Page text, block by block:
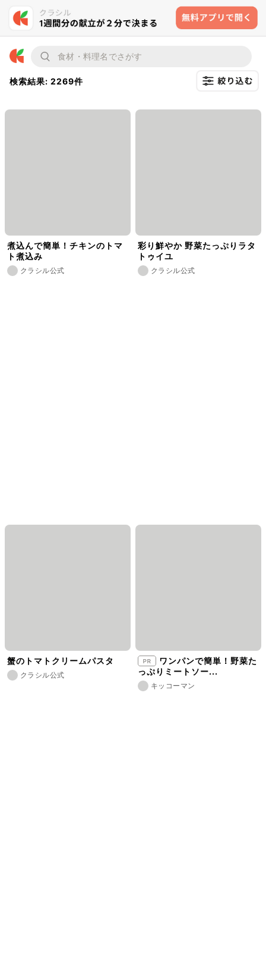
検索結果: 2269件
煮込んで簡単！チキンのトマ
ト煮込み
クラシル公式
彩り鮮やか 野菜たっぷりラタ
トゥイユ
クラシル公式
蟹のトマトクリームパスタ
クラシル公式
ワンパンで簡単！野菜た
っぷりミートソー...
キッコーマン